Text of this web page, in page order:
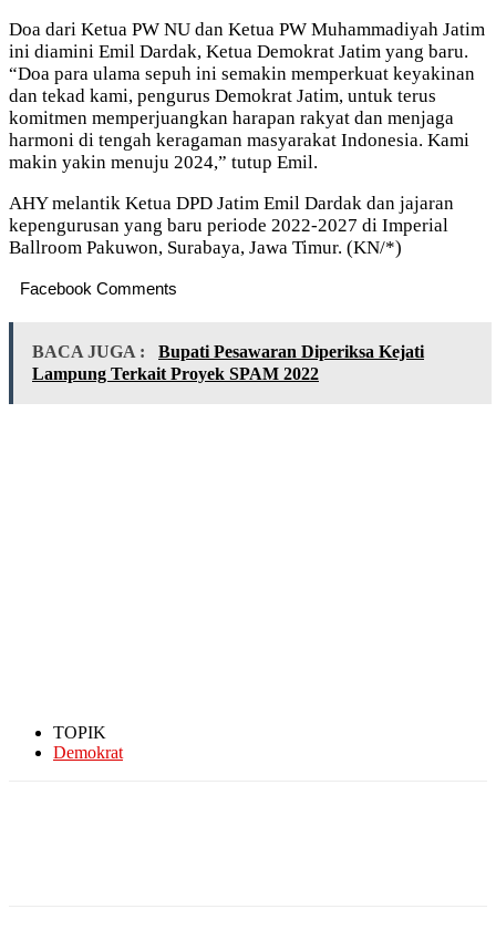
Doa dari Ketua PW NU dan Ketua PW Muhammadiyah Jatim
ini diamini Emil Dardak, Ketua Demokrat Jatim yang baru.
“Doa para ulama sepuh ini semakin memperkuat keyakinan
dan tekad kami, pengurus Demokrat Jatim, untuk terus
komitmen memperjuangkan harapan rakyat dan menjaga
harmoni di tengah keragaman masyarakat Indonesia. Kami
makin yakin menuju 2024,” tutup Emil.
AHY melantik Ketua DPD Jatim Emil Dardak dan jajaran
kepengurusan yang baru periode 2022-2027 di Imperial
Ballroom Pakuwon, Surabaya, Jawa Timur. (KN/*)
Facebook Comments
BACA JUGA :
Bupati Pesawaran Diperiksa Kejati
Lampung Terkait Proyek SPAM 2022
TOPIK
Demokrat